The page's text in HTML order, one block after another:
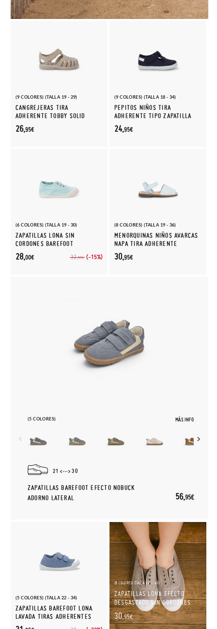
(9 COLORES) (TALLA 19 - 29)
CANGREJERAS TIRA
ADHERENTE TOBBY SOLID
26,95€
(9 COLORES) (TALLA 18 - 34)
PEPITOS NIÑOS TIRA
ADHERENTE TIPO ZAPATILLA
24,95€
(6 COLORES) (TALLA 19 - 30)
ZAPATILLAS LONA SIN
CORDONES BAREFOOT
32,95€ (-15%)
28,00€
(8 COLORES) (TALLA 19 - 36)
MENORQUINAS NIÑOS AVARCAS
NAPA TIRA ADHERENTE
30,95€
(5 COLORES) MÁS INFO
21 30
ZAPATILLAS BAREFOOT EFECTO NOBUCK
ADORNO LATERAL
56,95€
(5 COLORES) (TALLA 22 - 34)
ZAPATILLAS BAREFOOT LONA
LAVADA TIRAS ADHERENTES
(8 COLORES) (TALLA 24 - 43)
ZAPATILLAS LONA EFECTO
DESGASTADO SIN CORDONES
30,95€